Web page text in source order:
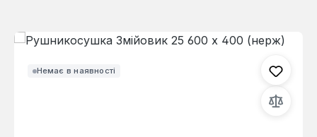
Немає в наявності
Пропустити галерею зображень